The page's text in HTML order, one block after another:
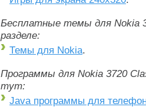
Бесплатные темы для Nokia
разделе:
Темы для Nokia.
Программы для Nokia 3720
тут:
Java программы для